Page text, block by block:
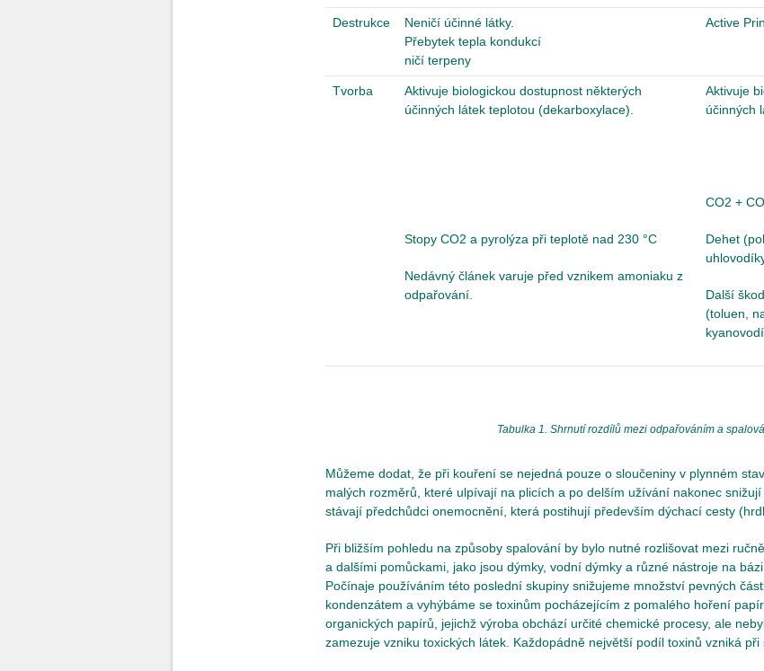
Destrukce
Neničí účinné látky.
Přebytek tepla kondukcí
ničí terpeny
Active
Tvorba
Aktivuje biologickou dostupnost některých
účinných látek teplotou (dekarboxylace).
Stopy CO2 a pyrolýza při teplotě nad 230 °C
Nedávný článek varuje před vznikem amoniaku z
odpařování.
Aktivuje
účinných
CO2 + CO
Dehet
Další
(toluen,
Tabulka 1. Shrnutí rozdílů mezi odpařováním a
Můžeme dodat, že při kouření se nejedná pouze o sloučeniny v plynném
malých rozměrů, které ulpívají na plicích a po delším užívání nakonec
stávají předchůdci onemocnění, která postihují především dýchací cesty
Při bližším pohledu na způsoby spalování by bylo nutné rozlišovat mezi
a dalšími pomůckami, jako jsou dýmky, vodní dýmky a různé nástroje na
Počínaje používáním této poslední skupiny snižujeme množství pevných
kondenzátem a vyhýbáme se toxinům pocházejícím z pomalého hoření
organických papírů, jejichž výroba obchází určité chemické procesy, ale
zamezuje vzniku toxických látek. Každopádně největší podíl toxinů vzniká při